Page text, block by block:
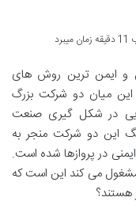
و ایمن ترین روش های
میان دو شرکت بزرگ
در شکل گیری صنعت
این دو شرکت منجر به
در پروازها شده است.
مشغول می کند این است که
هستند؟